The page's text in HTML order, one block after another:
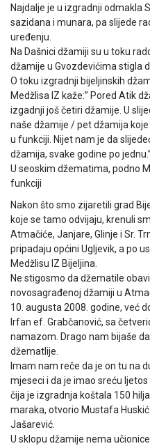
Najdalje je u izgradnji odmakla
sazidana i munara, pa slijede
uređenju.
Na Dašnici džamiji su u toku
džamije u Gvozdevićima stigla
O toku izgradnji bijeljinskih
Medžlisa IZ kaže:” Pored Atik
izgadnji još četiri džamije. U
naše džamije / pet džamija
u funkciji. Nijet nam je da
džamija, svake godine po jednu.”
U seoskim džematima, podno
funkciji
Nakon što smo zijaretili grad
koje se tamo odvijaju, krenuli
Atmačiće, Janjare, Glinje i Sr.
pripadaju općini Ugljevik, a po
Medžlisu IZ Bijeljina.
Ne stigosmo da džematile
novosagrađenoj džamiji u
10. augusta 2008. godine, već
Irfan ef. Grabčanović, sa
namazom. Drago nam bijaše
džematlije.
Imam nam reče da je on tu na
mjeseci i da je imao sreću
čija je izgradnja koštala 150
maraka, otvorio Mustafa
Jašarević.
U sklopu džamije nema